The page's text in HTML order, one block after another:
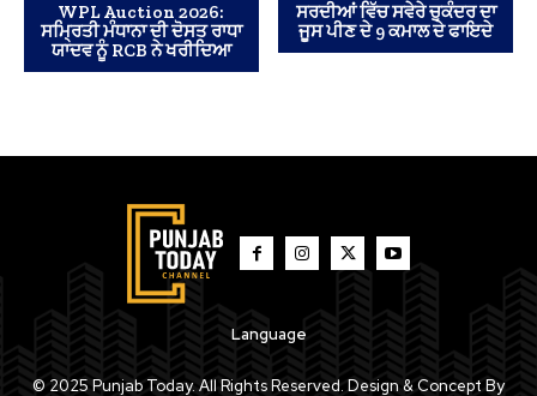
WPL Auction 2026:
ਸਮ੍ਰਿਤੀ ਮੰਧਾਨਾ ਦੀ ਦੋਸਤ ਰਾਧਾ
ਯਾਦਵ ਨੂੰ RCB ਨੇ ਖਰੀਦਿਆ
ਸਰਦੀਆਂ ਵਿੱਚ ਸਵੇਰੇ ਚੁਕੰਦਰ ਦਾ
ਜੂਸ ਪੀਣ ਦੇ 9 ਕਮਾਲ ਦੇ ਫਾਇਦੇ
Language
© 2025 Punjab Today. All Rights Reserved. Design & Concept By